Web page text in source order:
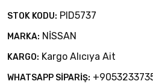
STOK KODU: PID5737
MARKA: NİSSAN
KARGO: Kargo Alıcıya Ait
WHATSAPP SİPARİŞ: